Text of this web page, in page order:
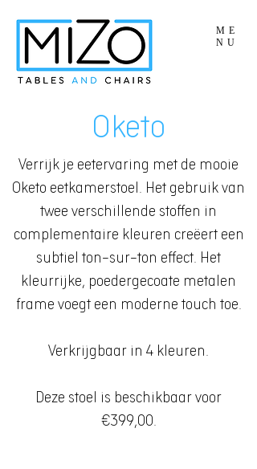
ME
NU
Oketo
Verrijk je eetervaring met de mooie
Oketo eetkamerstoel. Het gebruik van
twee verschillende stoffen in
complementaire kleuren creëert een
subtiel ton-sur-ton effect. Het
kleurrijke, poedergecoate metalen
frame voegt een moderne touch toe.
Verkrijgbaar in 4 kleuren.
Deze stoel is beschikbaar voor
€399,00.